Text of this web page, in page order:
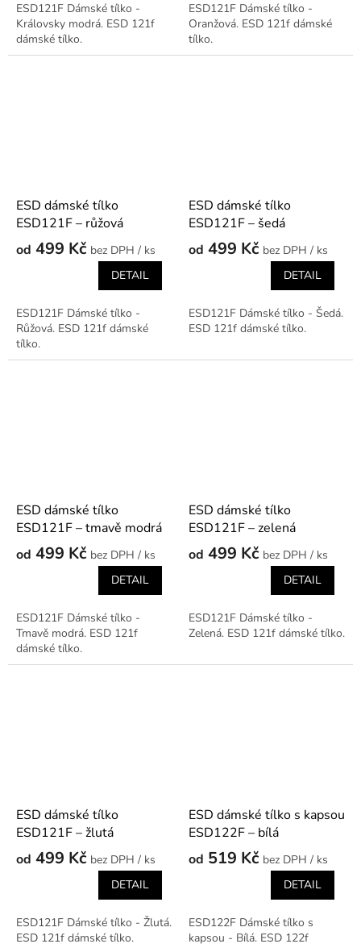
ESD121F Dámské tílko -
Královsky modrá. ESD 121f
dámské tílko.
ESD121F Dámské tílko -
Oranžová. ESD 121f dámské
tílko.
ESD dámské tílko
ESD121F – růžová
od 499 Kč
/ ks
DETAIL
ESD121F Dámské tílko -
Růžová. ESD 121f dámské
tílko.
ESD dámské tílko
ESD121F – šedá
od 499 Kč
/ ks
DETAIL
ESD121F Dámské tílko - Šedá.
ESD 121f dámské tílko.
ESD dámské tílko
ESD121F – tmavě modrá
od 499 Kč
/ ks
DETAIL
ESD121F Dámské tílko -
Tmavě modrá. ESD 121f
dámské tílko.
ESD dámské tílko
ESD121F – zelená
od 499 Kč
/ ks
DETAIL
ESD121F Dámské tílko -
Zelená. ESD 121f dámské tílko.
ESD dámské tílko
ESD121F – žlutá
od 499 Kč
/ ks
DETAIL
ESD121F Dámské tílko - Žlutá.
ESD 121f dámské tílko.
ESD dámské tílko s kapsou
ESD122F – bílá
od 519 Kč
/ ks
DETAIL
ESD122F Dámské tílko s
kapsou - Bílá. ESD 122f